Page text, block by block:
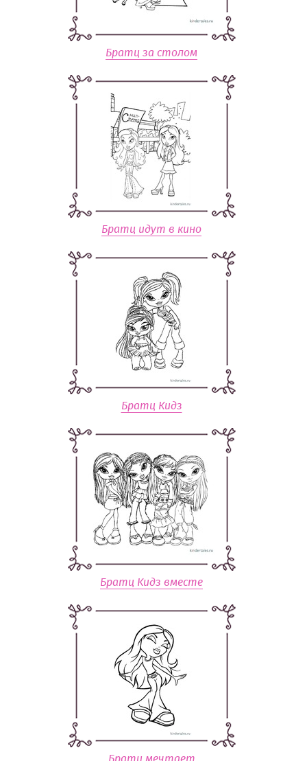
Братц за столом
Братц идут в кино
Братц Кидз
Братц Кидз вместе